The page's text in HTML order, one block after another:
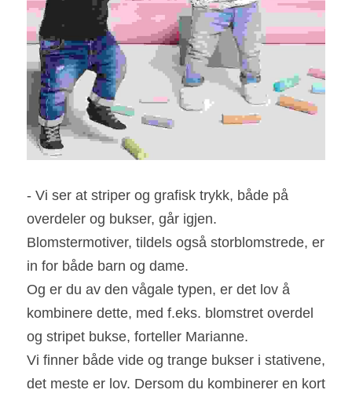
- Vi ser at striper og grafisk trykk, både på
overdeler og bukser, går igjen.
Blomstermotiver, tildels også storblomstrede, er
in for både barn og dame.
Og er du av den vågale typen, er det lov å
kombinere dette, med f.eks. blomstret overdel
og stripet bukse, forteller Marianne.
Vi finner både vide og trange bukser i stativene,
det meste er lov. Dersom du kombinerer en kort